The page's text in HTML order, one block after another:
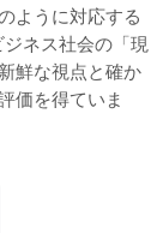
ように対応する
ネス社会の「現
鮮な視点と確か
価を得ていま